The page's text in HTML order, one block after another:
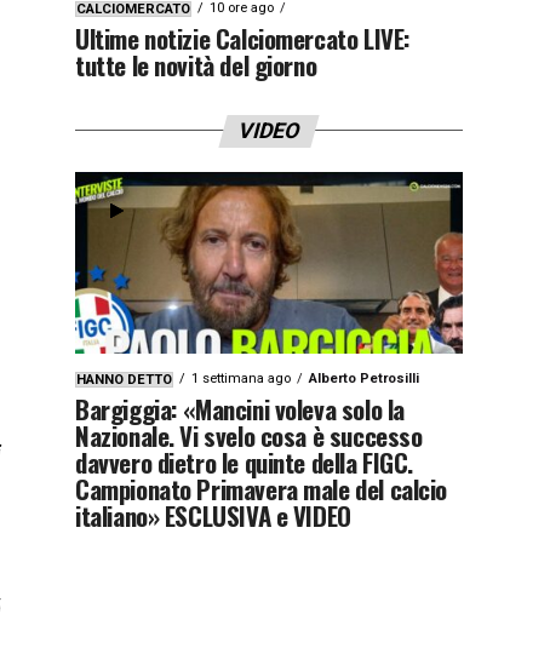
CALCIOMERCATO 10 ore ago
Ultime notizie Calciomercato LIVE:
tutte le novità del giorno
VIDEO
HANNO DETTO 1 settimana ago Alberto Petrosilli
Bargiggia: «Mancini voleva solo la
Nazionale. Vi svelo cosa è successo
davvero dietro le quinte della FIGC.
Campionato Primavera male del calcio
italiano» ESCLUSIVA e VIDEO